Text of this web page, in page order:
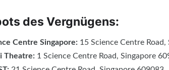
des Vergnügens:
Centre Singapore: 15 Science Centre
Theatre: 1 Science Centre Road, Singapore